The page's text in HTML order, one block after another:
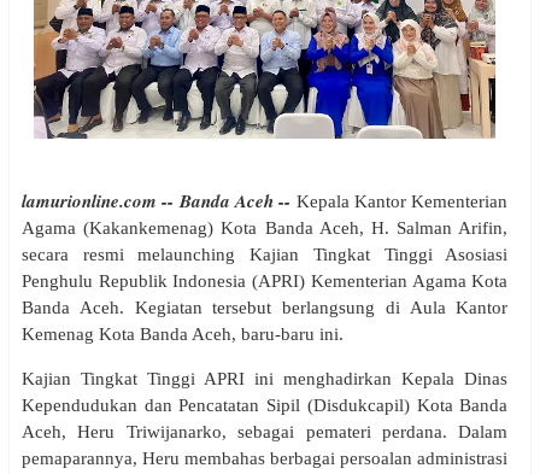
lamurionline.com -- Banda Aceh -- Kepala Kantor Kementerian
Agama (Kakankemenag) Kota Banda Aceh, H. Salman Arifin,
secara resmi melaunching Kajian Tingkat Tinggi Asosiasi
Penghulu Republik Indonesia (APRI) Kementerian Agama Kota
Banda Aceh. Kegiatan tersebut berlangsung di Aula Kantor
Kemenag Kota Banda Aceh, baru-baru ini.
Kajian Tingkat Tinggi APRI ini menghadirkan Kepala Dinas
Kependudukan dan Pencatatan Sipil (Disdukcapil) Kota Banda
Aceh, Heru Triwijanarko, sebagai pemateri perdana. Dalam
pemaparannya, Heru membahas berbagai persoalan administrasi